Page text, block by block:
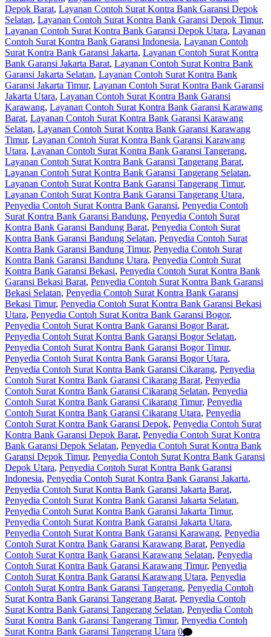
Depok Barat, Layanan Contoh Surat Kontra Bank Garansi Depok
Selatan, Layanan Contoh Surat Kontra Bank Garansi Depok Timur,
Layanan Contoh Surat Kontra Bank Garansi Depok Utara, Layanan
Contoh Surat Kontra Bank Garansi Indonesia, Layanan Contoh
Surat Kontra Bank Garansi Jakarta, Layanan Contoh Surat Kontra
Bank Garansi Jakarta Barat, Layanan Contoh Surat Kontra Bank
Garansi Jakarta Selatan, Layanan Contoh Surat Kontra Bank
Garansi Jakarta Timur, Layanan Contoh Surat Kontra Bank Garansi
Jakarta Utara, Layanan Contoh Surat Kontra Bank Garansi
Karawang, Layanan Contoh Surat Kontra Bank Garansi Karawang
Barat, Layanan Contoh Surat Kontra Bank Garansi Karawang
Selatan, Layanan Contoh Surat Kontra Bank Garansi Karawang
Timur, Layanan Contoh Surat Kontra Bank Garansi Karawang
Utara, Layanan Contoh Surat Kontra Bank Garansi Tangerang,
Layanan Contoh Surat Kontra Bank Garansi Tangerang Barat,
Layanan Contoh Surat Kontra Bank Garansi Tangerang Selatan,
Layanan Contoh Surat Kontra Bank Garansi Tangerang Timur,
Layanan Contoh Surat Kontra Bank Garansi Tangerang Utara,
Penyedia Contoh Surat Kontra Bank Garansi, Penyedia Contoh
Surat Kontra Bank Garansi Bandung, Penyedia Contoh Surat
Kontra Bank Garansi Bandung Barat, Penyedia Contoh Surat
Kontra Bank Garansi Bandung Selatan, Penyedia Contoh Surat
Kontra Bank Garansi Bandung Timur, Penyedia Contoh Surat
Kontra Bank Garansi Bandung Utara, Penyedia Contoh Surat
Kontra Bank Garansi Bekasi, Penyedia Contoh Surat Kontra Bank
Garansi Bekasi Barat, Penyedia Contoh Surat Kontra Bank Garansi
Bekasi Selatan, Penyedia Contoh Surat Kontra Bank Garansi
Bekasi Timur, Penyedia Contoh Surat Kontra Bank Garansi Bekasi
Utara, Penyedia Contoh Surat Kontra Bank Garansi Bogor,
Penyedia Contoh Surat Kontra Bank Garansi Bogor Barat,
Penyedia Contoh Surat Kontra Bank Garansi Bogor Selatan,
Penyedia Contoh Surat Kontra Bank Garansi Bogor Timur,
Penyedia Contoh Surat Kontra Bank Garansi Bogor Utara,
Penyedia Contoh Surat Kontra Bank Garansi Cikarang, Penyedia
Contoh Surat Kontra Bank Garansi Cikarang Barat, Penyedia
Contoh Surat Kontra Bank Garansi Cikarang Selatan, Penyedia
Contoh Surat Kontra Bank Garansi Cikarang Timur, Penyedia
Contoh Surat Kontra Bank Garansi Cikarang Utara, Penyedia
Contoh Surat Kontra Bank Garansi Depok, Penyedia Contoh Surat
Kontra Bank Garansi Depok Barat, Penyedia Contoh Surat Kontra
Bank Garansi Depok Selatan, Penyedia Contoh Surat Kontra Bank
Garansi Depok Timur, Penyedia Contoh Surat Kontra Bank Garansi
Depok Utara, Penyedia Contoh Surat Kontra Bank Garansi
Indonesia, Penyedia Contoh Surat Kontra Bank Garansi Jakarta,
Penyedia Contoh Surat Kontra Bank Garansi Jakarta Barat,
Penyedia Contoh Surat Kontra Bank Garansi Jakarta Selatan,
Penyedia Contoh Surat Kontra Bank Garansi Jakarta Timur,
Penyedia Contoh Surat Kontra Bank Garansi Jakarta Utara,
Penyedia Contoh Surat Kontra Bank Garansi Karawang, Penyedia
Contoh Surat Kontra Bank Garansi Karawang Barat, Penyedia
Contoh Surat Kontra Bank Garansi Karawang Selatan, Penyedia
Contoh Surat Kontra Bank Garansi Karawang Timur, Penyedia
Contoh Surat Kontra Bank Garansi Karawang Utara, Penyedia
Contoh Surat Kontra Bank Garansi Tangerang, Penyedia Contoh
Surat Kontra Bank Garansi Tangerang Barat, Penyedia Contoh
Surat Kontra Bank Garansi Tangerang Selatan, Penyedia Contoh
Surat Kontra Bank Garansi Tangerang Timur, Penyedia Contoh
Surat Kontra Bank Garansi Tangerang Utara 0